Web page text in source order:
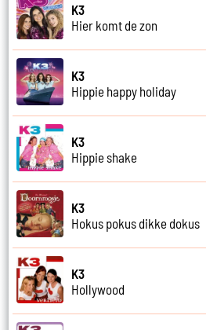
K3
Hier komt de zon
K3
Hippie happy holiday
K3
Hippie shake
K3
Hokus pokus dikke dokus
K3
Hollywood